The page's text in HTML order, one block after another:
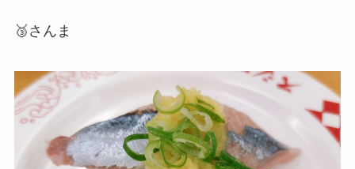
🥉さんま